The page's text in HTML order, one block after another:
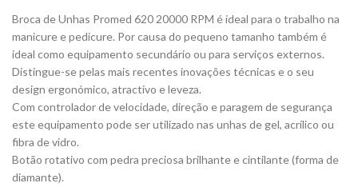
Broca de Unhas Promed 620 20000 RPM é ideal para o trabalho na
manicure e pedicure. Por causa do pequeno tamanho também é
ideal como equipamento secundário ou para serviços externos.
Distingue-se pelas mais recentes inovações técnicas e o seu
design ergonómico, atractivo e leveza.
Com controlador de velocidade, direção e paragem de segurança
este equipamento pode ser utilizado nas unhas de gel, acrílico ou
fibra de vidro.
Botão rotativo com pedra preciosa brilhante e cintilante (forma de
diamante).